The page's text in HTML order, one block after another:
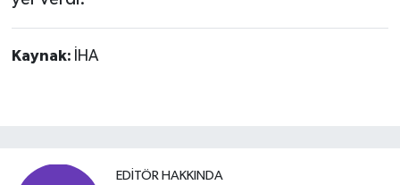
Kaynak: İHA
EDITÖR HAKKINDA